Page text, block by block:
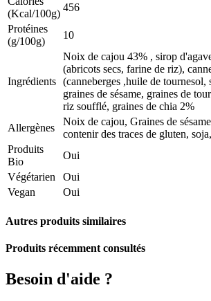
(Kcal/100g)
456
Protéines
(g/100g)
10
Ingrédients
Noix de cajou 43% , sirop
(abricots secs, farine de riz),
(canneberges ,huile de tournesol,
graines de sésame, graines de
riz soufflé, graines de chia 2%
Allergènes
Noix de cajou, Graines de
contenir des traces de gluten,
Produits
Bio
Oui
Végétarien
Oui
Vegan
Oui
Autres produits similaires
Produits récemment consultés
Besoin d'aide ?